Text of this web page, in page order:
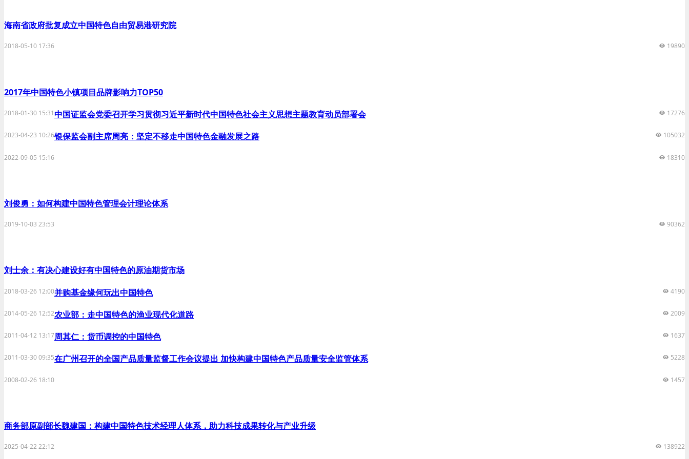
海南省政府批复成立中国特色自由贸易港研究院
2018-05-10 17:36 19890
2017年中国特色小镇项目品牌影响力TOP50
2018-01-30 15:31 17276
中国证监会党委召开学习贯彻习近平新时代中国特色社会主义思想主题教育动员部署会
2023-04-23 10:26 105032
银保监会副主席周亮：坚定不移走中国特色金融发展之路
2022-09-05 15:16 18310
刘俊勇：如何构建中国特色管理会计理论体系
2019-10-03 23:53 90362
刘士余：有决心建设好有中国特色的原油期货市场
2018-03-26 12:00 4190
并购基金缘何玩出中国特色
2014-05-26 12:52 2009
农业部：走中国特色的渔业现代化道路
2011-04-12 13:17 1637
周其仁：货币调控的中国特色
2011-03-30 09:35 5228
在广州召开的全国产品质量监督工作会议提出 加快构建中国特色产品质量安全监管体系
2008-02-26 18:10 1457
商务部原副部长魏建国：构建中国特色技术经理人体系，助力科技成果转化与产业升级
2025-04-22 22:12 138922